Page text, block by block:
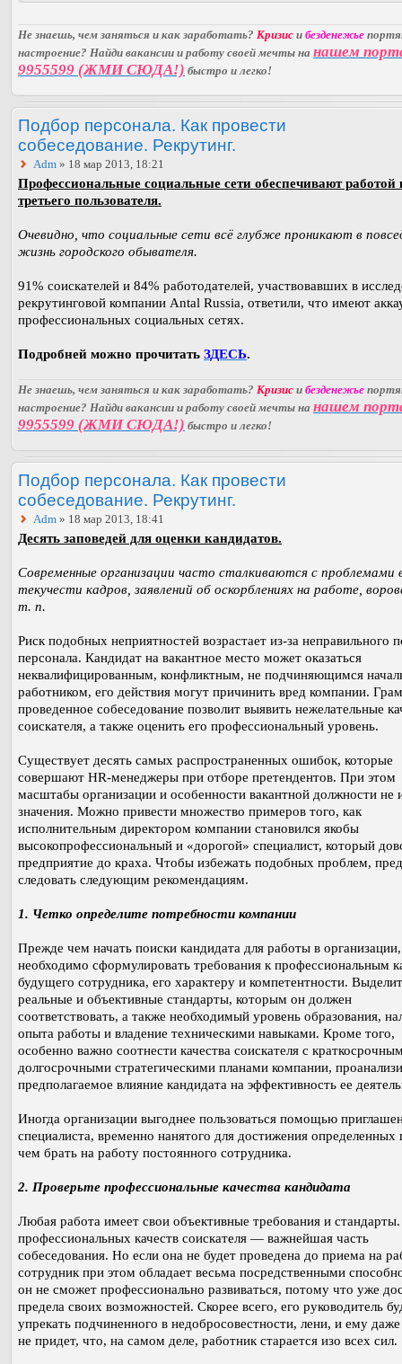
Не знаешь, чем заняться и как заработать? Кризис и безденежье
настроение? Найди вакансии и работу своей мечты на нашем
9955599 (ЖМИ СЮДА!) быстро и легко!
Подбор персонала. Как провести
собеседование. Рекрутинг.
Adm » 18 мар 2013, 18:21
Профессиональные социальные сети обеспечивают работой
третьего пользователя.
Очевидно, что социальные сети всё глубже проникают в
жизнь городского обывателя.
91% соискателей и 84% работодателей, участвовавших в
рекрутинговой компании Antal Russia, ответили, что имеют
профессиональных социальных сетях.
Подробней можно прочитать ЗДЕСЬ.
Не знаешь, чем заняться и как заработать? Кризис и безденежье
настроение? Найди вакансии и работу своей мечты на нашем
9955599 (ЖМИ СЮДА!) быстро и легко!
Подбор персонала. Как провести
собеседование. Рекрутинг.
Adm » 18 мар 2013, 18:41
Десять заповедей для оценки кандидатов.
Современные организации часто сталкиваются с проблемами
текучести кадров, заявлений об оскорблениях на работе,
т. п.
Риск подобных неприятностей возрастает из-за неправильного
персонала. Кандидат на вакантное место может оказаться
неквалифицированным, конфликтным, не подчиняющимся
работником, его действия могут причинить вред компании.
проведенное собеседование позволит выявить нежелательные
соискателя, а также оценить его профессиональный уровень.
Существует десять самых распространенных ошибок, которые
совершают HR-менеджеры при отборе претендентов. При этом
масштабы организации и особенности вакантной должности не
значения. Можно привести множество примеров того, как
исполнительным директором компании становился якобы
высокопрофессиональный и «дорогой» специалист, который
предприятие до краха. Чтобы избежать подобных проблем,
следовать следующим рекомендациям.
1. Четко определите потребности компании
Прежде чем начать поиски кандидата для работы в организации,
необходимо сформулировать требования к профессиональным
будущего сотрудника, его характеру и компетентности.
реальные и объективные стандарты, которым он должен
соответствовать, а также необходимый уровень образования,
опыта работы и владение техническими навыками. Кроме того,
особенно важно соотнести качества соискателя с
долгосрочными стратегическими планами компании,
предполагаемое влияние кандидата на эффективность ее
Иногда организации выгоднее пользоваться помощью
специалиста, временно нанятого для достижения определенных
чем брать на работу постоянного сотрудника.
2. Проверьте профессиональные качества кандидата
Любая работа имеет свои объективные требования и
профессиональных качеств соискателя — важнейшая часть
собеседования. Но если она не будет проведена до приема на
сотрудник при этом обладает весьма посредственными
он не сможет профессионально развиваться, потому что уже
предела своих возможностей. Скорее всего, его руководитель
упрекать подчиненного в недобросовестности, лени, и ему даже
не придет, что, на самом деле, работник старается изо всех сил.